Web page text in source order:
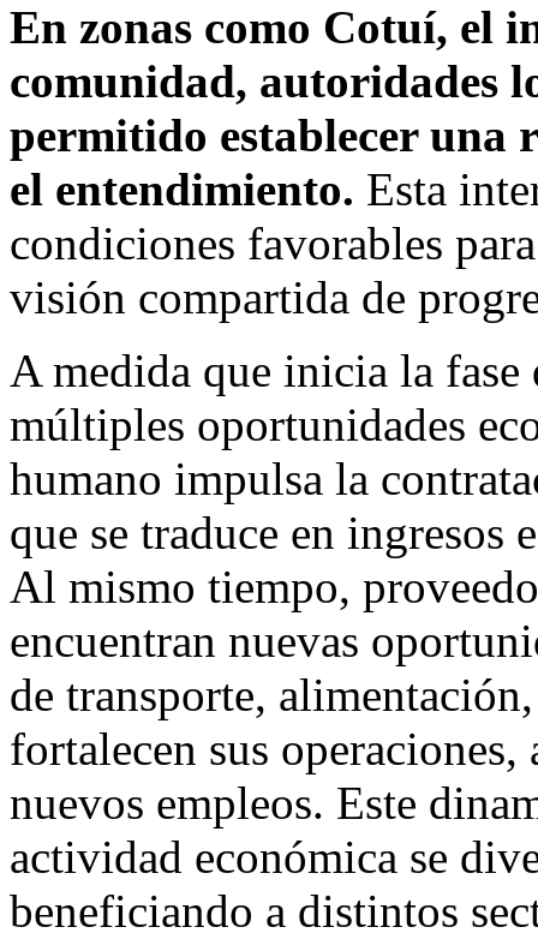
En zonas como Cotuí, el
comunidad, autoridades
permitido establecer una
el entendimiento. Esta
condiciones favorables
visión compartida de
A medida que inicia la
múltiples oportunidades
humano impulsa la
que se traduce en ingresos
Al mismo tiempo,
encuentran nuevas
de transporte,
fortalecen sus
nuevos empleos. Este
actividad económica se
beneficiando a distintos